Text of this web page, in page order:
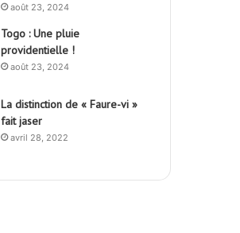
août 23, 2024
Togo : Une pluie
providentielle !
août 23, 2024
La distinction de « Faure-vi »
fait jaser
avril 28, 2022